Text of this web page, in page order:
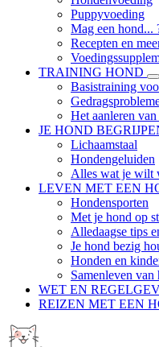
Puppyvoeding
Mag een hond...
Recepten en
TRAINING HOND
Basistraining
Het aanleren
JE HOND
Lichaamstaal
Hondengeluiden
Alles wat je wilt
LEVEN MET EEN
Hondensporten
Met je hond op
Alledaagse tips
Je hond bezig
Honden en
Samenleven van
WET EN
REIZEN MET EEN